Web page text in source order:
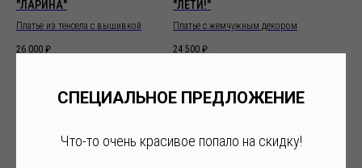
"ЛАРИНА"
Платье из тенсела с вышивкой
26 000 ₽
"ЛЕТИ!"
Платье с жемчужным декором
24 500 ₽
СПЕЦИАЛЬНОЕ ПРЕДЛОЖЕНИЕ
Что-то очень красивое попало на скидку!